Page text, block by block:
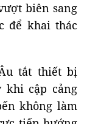
biên sang
để khai thác
tắt thiết bị
khi cập cảng
không làm